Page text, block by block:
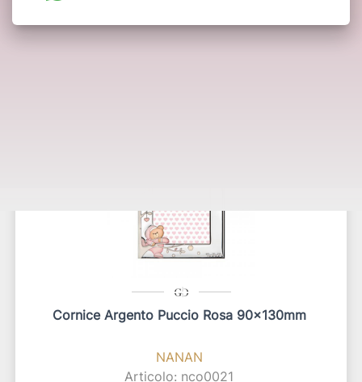
Cornice Argento Puccio Rosa 90x130mm
NANAN
Articolo: nco0021